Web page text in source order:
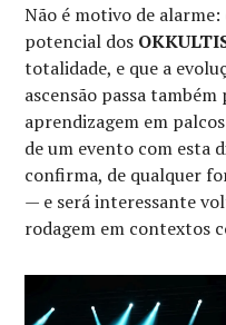
Não é motivo de
potencial dos
totalidade, e que a
ascensão passa
aprendizagem em
de um evento com esta
confirma, de qualquer
— e será interessante
rodagem em contextos